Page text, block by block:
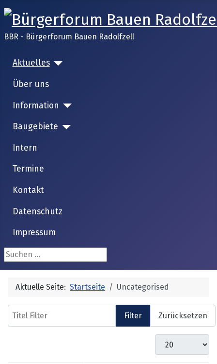
BBR - Bürgerforum Bauen Radolfzell
Aktuelles
Über uns
Information
Baugebiete
Intern
Termine
Kontakt
Datenschutz
Impressum
Suchen ...
Aktuelle Seite: Startseite Uncategorised
Titel Filter
Filter Zurücksetzen
Anzeige #